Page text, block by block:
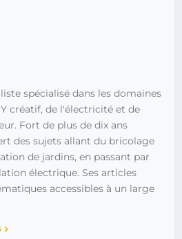
spécialisé dans les domaines
créatif, de l'électricité et de
Fort de plus de dix ans
des sujets allant du bricolage
de jardins, en passant par
électrique. Ses articles
accessibles à un large